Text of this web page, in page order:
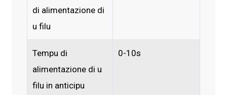
di alimentazione di
u filu
Tempu di
alimentazione di u
filu in anticipu
0-10s